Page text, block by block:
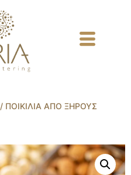
/ ΠΟΙΚΙΛΊΑ ΑΠΌ ΞΗΡΟΎΣ